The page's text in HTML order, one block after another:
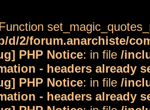
d/2/forum.anarchiste/
PHP Notice: in file /
- headers already
PHP Notice: in file /
- headers already